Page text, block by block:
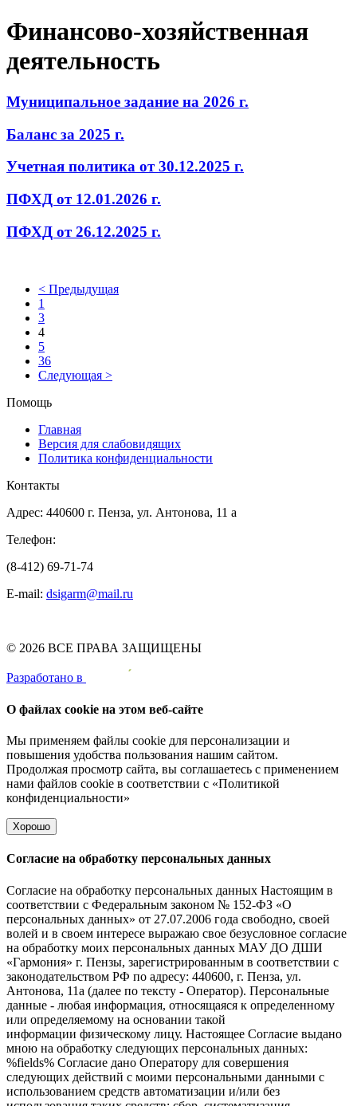
Финансово-хозяйственная
деятельность
Муниципальное задание на 2026 г.
Баланс за 2025 г.
Учетная политика от 30.12.2025 г.
ПФХД от 12.01.2026 г.
ПФХД от 26.12.2025 г.
< Предыдущая
1
3
4
5
36
Следующая >
Помощь
Главная
Версия для слабовидящих
Политика конфиденциальности
Контакты
Адрес: 440600 г. Пенза, ул. Антонова, 11 а
Телефон:
(8-412) 69-71-74
E-mail: dsigarm@mail.ru
© 2026 ВСЕ ПРАВА ЗАЩИЩЕНЫ
Pазработано в
О файлах cookie на этом веб-сайте
Мы применяем файлы cookie для персонализации и
повышения удобства пользования нашим сайтом.
Продолжая просмотр сайта, вы соглашаетесь с применением
нами файлов cookie в соответствии с «Политикой
конфиденциальности»
Хорошо
Согласие на обработку персональных данных
Согласие на обработку персональных данных Настоящим в
соответствии с Федеральным законом № 152-ФЗ «О
персональных данных» от 27.07.2006 года свободно, своей
волей и в своем интересе выражаю свое безусловное согласие
на обработку моих персональных данных МАУ ДО ДШИ
«Гармония» г. Пензы, зарегистрированным в соответствии с
законодательством РФ по адресу: 440600, г. Пенза, ул.
Антонова, 11а (далее по тексту - Оператор). Персональные
данные - любая информация, относящаяся к определенному
или определяемому на основании такой
информации физическому лицу. Настоящее Согласие выдано
мною на обработку следующих персональных данных:
%fields% Согласие дано Оператору для совершения
следующих действий с моими персональными данными с
использованием средств автоматизации и/или без